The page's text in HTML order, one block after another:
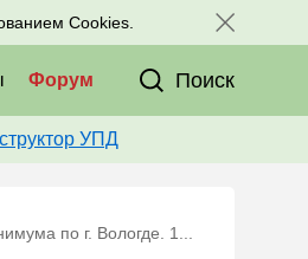
Cookies.
сетях:
Форум Поиск
УПД
по г. Вологде. 1...